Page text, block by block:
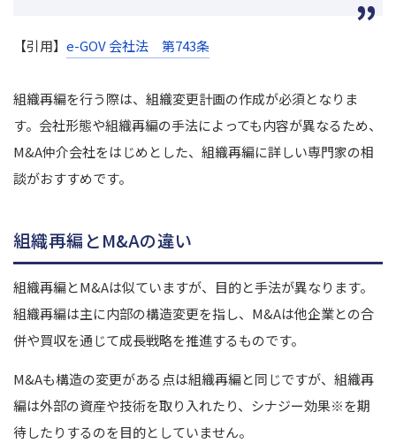
【引用】 e-GOV 会社法 第743条
組織再編を行う際は、組織変更計画の作成が必須となりま
す。会社形態や組織再編の手法によっても内容が異なるため、
M&A仲介会社をはじめとした、組織再編に詳しい専門家の相
談がおすすめです。
組織再編とM&Aの違い
組織再編とM&Aは似ていますが、目的と手法が異なります。
組織再編は主に内部の構造変更を指し、M&Aは他企業との合
併や買収を通じて成長戦略を推進するものです。
M&Aも構造の変更がある点は組織再編と同じですが、組織再
編は外部の資産や技術を取り入れたり、シナジー効果※を期
待したりするのを目的としていません。